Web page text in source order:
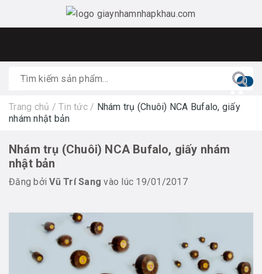
0
Trang chủ / Tin tức / Nhám trụ (Chuôi) NCA Bufalo, giấy
nhám nhật bản
Nhám trụ (Chuôi) NCA Bufalo, giấy nhám
nhật bản
Đăng bởiVũ Trí Sang vào lúc 19/01/2017